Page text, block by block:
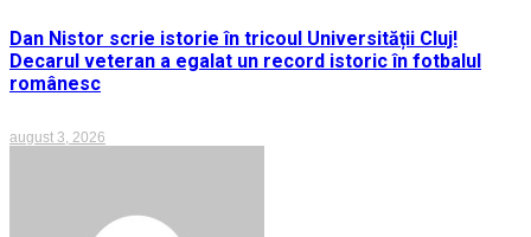
Dan Nistor scrie istorie în tricoul Universității Cluj!
Decarul veteran a egalat un record istoric în fotbalul
românesc
august 3, 2026